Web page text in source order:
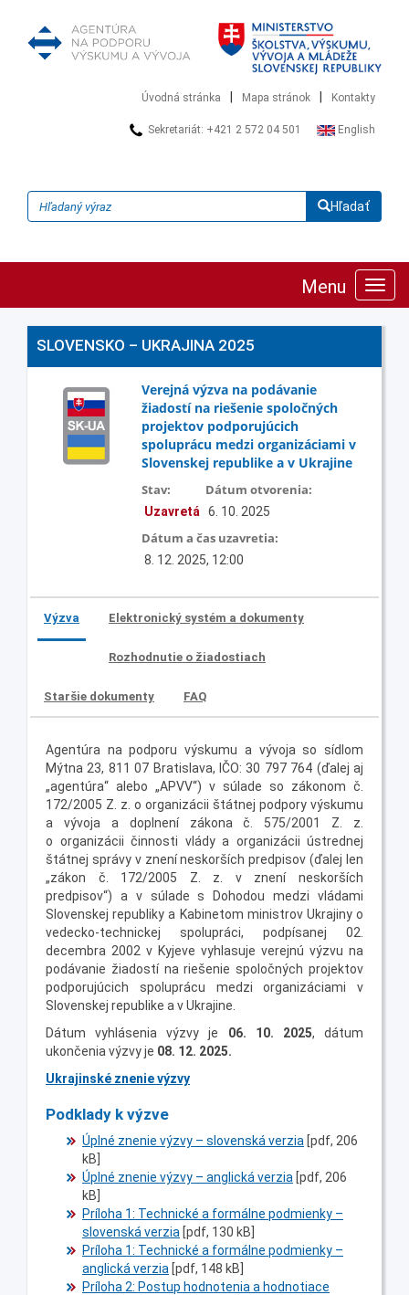
Úvodná stránka Mapa stránok Kontakty
Sekretariát: +421 2 572 04 501 English
Hľadať
Menu
SLOVENSKO – UKRAJINA 2025
Verejná výzva na podávanie
žiadostí na riešenie spoločných
projektov podporujúcich
spoluprácu medzi organizáciami v
Slovenskej republike a v Ukrajine
Stav:
Uzavretá
Dátum otvorenia:
6. 10. 2025
Dátum a čas uzavretia:
8. 12. 2025, 12:00
Výzva Elektronický systém a dokumenty
Rozhodnutie o žiadostiach
Staršie dokumenty FAQ
Agentúra na podporu výskumu a vývoja so sídlom
Mýtna 23, 811 07 Bratislava, IČO: 30 797 764 (ďalej aj
„agentúra“ alebo „APVV“) v súlade so zákonom č.
172/2005 Z. z. o organizácii štátnej podpory výskumu
a vývoja a doplnení zákona č. 575/2001 Z. z.
o organizácii činnosti vlády a organizácii ústrednej
štátnej správy v znení neskorších predpisov (ďalej len
„zákon č. 172/2005 Z. z. v znení neskorších
predpisov“) a v súlade s Dohodou medzi vládami
Slovenskej republiky a Kabinetom ministrov Ukrajiny o
vedecko-technickej spolupráci, podpísanej 02.
decembra 2002 v Kyjeve vyhlasuje verejnú výzvu na
podávanie žiadostí na riešenie spoločných projektov
podporujúcich spoluprácu medzi organizáciami v
Slovenskej republike a v Ukrajine.
Dátum vyhlásenia výzvy je 06. 10. 2025, dátum
ukončenia výzvy je 08. 12. 2025.
Ukrajinské znenie výzvy
Podklady k výzve
Úplné znenie výzvy – slovenská verzia [pdf, 206
kB]
Úplné znenie výzvy – anglická verzia [pdf, 206
kB]
Príloha 1: Technické a formálne podmienky –
slovenská verzia [pdf, 130 kB]
Príloha 1: Technické a formálne podmienky –
anglická verzia [pdf, 148 kB]
Príloha 2: Postup hodnotenia a hodnotiace